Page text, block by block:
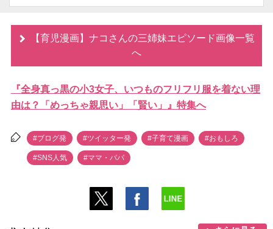
【育児漫画】ナコさんの三姉妹エピソード画像一覧
へ
『全身真っ黒の小3女子、いつものフリフリ服を着ない理
由は？「めっちゃ親思い」「賢い」』特集へ
#ブログ発 #ツイッター発 #子育て漫画 #おもしろ
#SNS人気 #ママ・パパ